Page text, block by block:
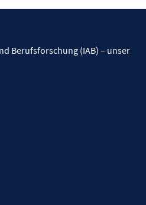
Berufsforschung (IAB) – unser